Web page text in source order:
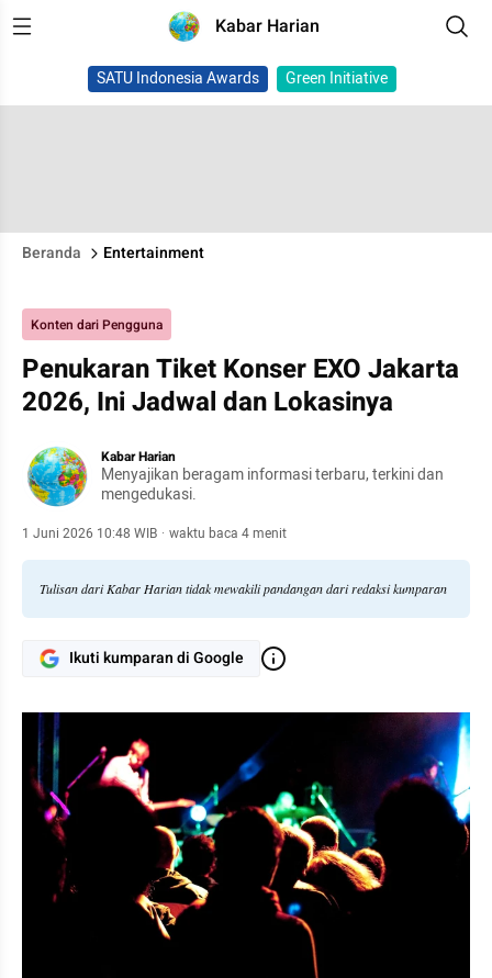
Kabar Harian
SATU Indonesia Awards Green Initiative
Beranda Entertainment
Konten dari Pengguna
Penukaran Tiket Konser EXO Jakarta
2026, Ini Jadwal dan Lokasinya
Kabar Harian
Menyajikan beragam informasi terbaru, terkini dan
mengedukasi.
1 Juni 2026 10:48 WIB · waktu baca 4 menit
Tulisan dari Kabar Harian tidak mewakili pandangan dari redaksi kumparan
Ikuti kumparan di Google